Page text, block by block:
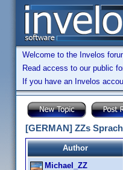
Welcome to the Invelos
Read access to our public
If you have an Invelos
[GERMAN] ZZs
Author
Michael_ZZ